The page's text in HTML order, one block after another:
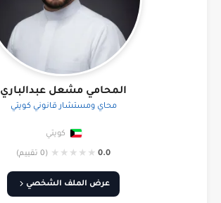
المحامي مشعل عبدالباري
محاي ومستشار قانوني كويتي
كويتي
0.0
★
★
★
★
★ (0 تقييم)
عرض الملف الشخصي